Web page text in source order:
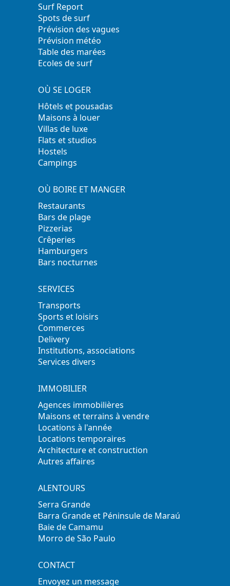
Surf Report
Spots de surf
Prévision des vagues
Prévision météo
Table des marées
Ecoles de surf
OÙ SE LOGER
Hôtels et pousadas
Maisons à louer
Villas de luxe
Flats et studios
Hostels
Campings
OÙ BOIRE ET MANGER
Restaurants
Bars de plage
Pizzerias
Crêperies
Hamburgers
Bars nocturnes
SERVICES
Transports
Sports et loisirs
Commerces
Delivery
Institutions, associations
Services divers
IMMOBILIER
Agences immobilières
Maisons et terrains à vendre
Locations à l'année
Locations temporaires
Architecture et construction
Autres affaires
ALENTOURS
Serra Grande
Barra Grande et Péninsule de Maraú
Baie de Camamu
Morro de São Paulo
CONTACT
Envoyez un message